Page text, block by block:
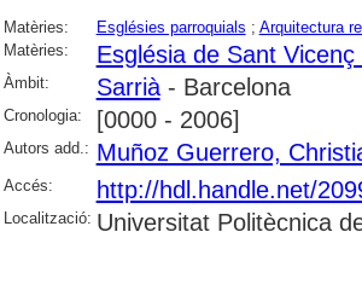
Matèries: Esglésies parroquials ; Arquitectura
Matèries:
Església de Sant
Àmbit: Sarrià- Barcelona
Cronologia: [0000 - 2006]
Autors add.: Muñoz Guerrero,
Accés: http://hdl.handle.net/
Localització: Universitat Politècnica